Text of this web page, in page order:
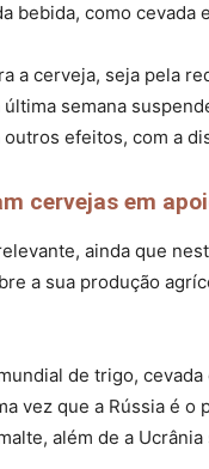
bebida, como cevada
a cerveja, seja pela
semana
efeitos, com a
cervejas em
ainda que
a sua produção
de trigo, cevada
vez que a Rússia é
além de a